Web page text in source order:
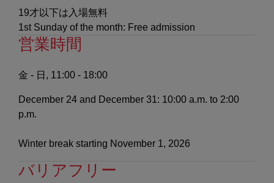
19才以下は入場無料
1st Sunday of the month: Free admission
営業時間
金 - 日, 11:00 - 18:00
December 24 and December 31: 10:00 a.m. to 2:00
p.m.
Winter break starting November 1, 2026
バリアフリー